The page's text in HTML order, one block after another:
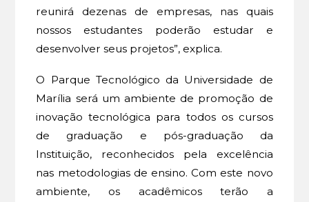
reunirá dezenas de empresas, nas quais
nossos estudantes poderão estudar e
desenvolver seus projetos”, explica.
O Parque Tecnológico da Universidade de
Marília será um ambiente de promoção de
inovação tecnológica para todos os cursos
de graduação e pós-graduação da
Instituição, reconhecidos pela excelência
nas metodologias de ensino. Com este novo
ambiente, os acadêmicos terão a